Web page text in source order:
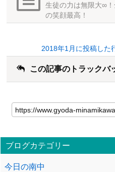
生徒の力は無限大∞
の笑顔最高！
2018年1月に投稿した
この記事のトラックバ
ブログカテゴリー
今日の南中